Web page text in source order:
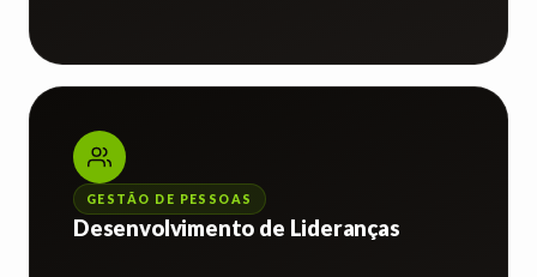
GESTÃO DE PESSOAS
Desenvolvimento de Lideranças